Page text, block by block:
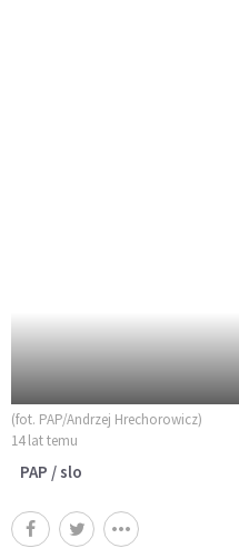
(fot. PAP/Andrzej Hrechorowicz)
14 lat temu
PAP / slo